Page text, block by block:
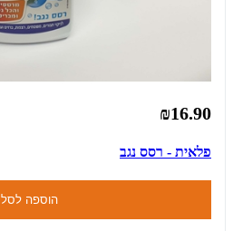
₪16.90
פלאית - רסס נגב
הוספה לסל